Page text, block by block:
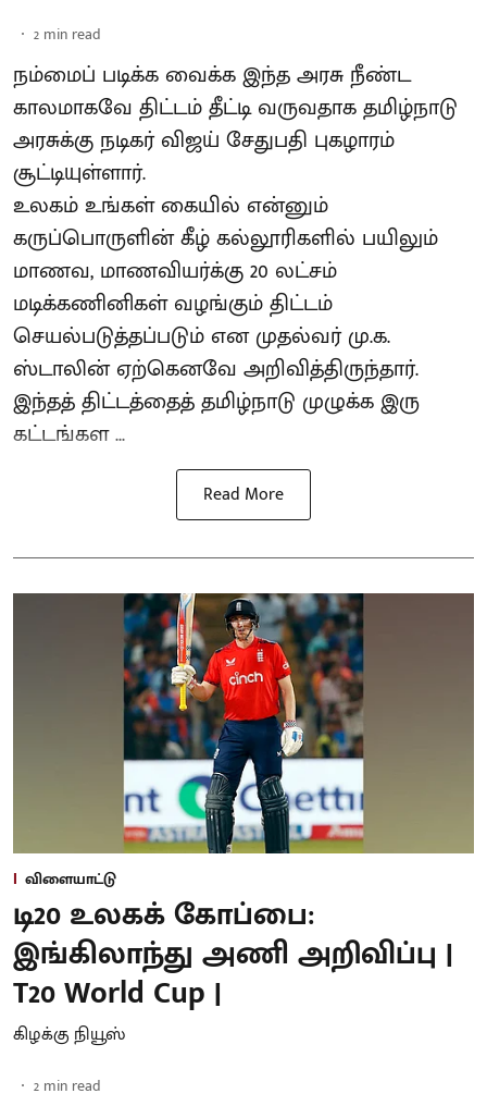
2 min read
நம்மைப் படிக்க வைக்க இந்த அரசு நீண்ட
காலமாகவே திட்டம் தீட்டி வருவதாக தமிழ்நாடு
அரசுக்கு நடிகர் விஜய் சேதுபதி புகழாரம்
சூட்டியுள்ளார்.
உலகம் உங்கள் கையில் என்னும்
கருப்பொருளின் கீழ் கல்லூரிகளில் பயிலும்
மாணவ, மாணவியர்க்கு 20 லட்சம்
மடிக்கணினிகள் வழங்கும் திட்டம்
செயல்படுத்தப்படும் என முதல்வர் மு.க.
ஸ்டாலின் ஏற்கெனவே அறிவித்திருந்தார்.
இந்தத் திட்டத்தைத் தமிழ்நாடு முழுக்க இரு
கட்டங்கள ...
Read More
விளையாட்டு
டி20 உலகக் கோப்பை:
இங்கிலாந்து அணி அறிவிப்பு |
T20 World Cup |
கிழக்கு நியூஸ்
2 min read